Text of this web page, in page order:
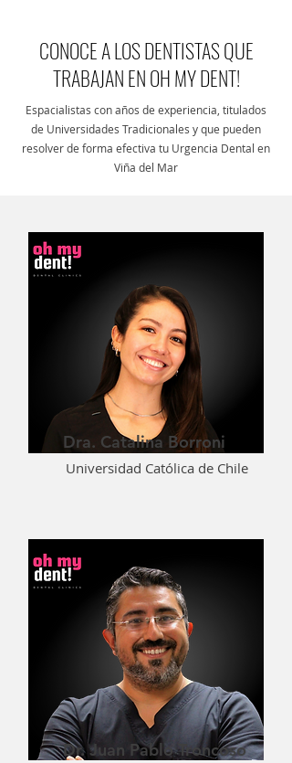
CONOCE A LOS DENTISTAS QUE
TRABAJAN EN OH MY DENT!
Espacialistas con años de experiencia, titulados
de Universidades Tradicionales y que pueden
resolver de forma efectiva tu Urgencia Dental en
Viña del Mar
Dra. Catalina Borroni
Universidad Católica de Chile
Dr. Juan Pablo Troncoso